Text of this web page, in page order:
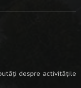
despre activitățile